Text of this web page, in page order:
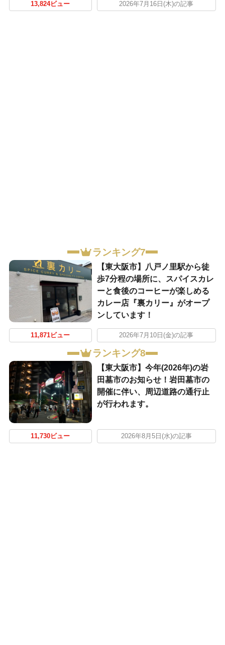
13,824ビュー 2026年7月16日(木)の記事
ランキング7
【東大阪市】八戸ノ里駅から徒
歩7分程の場所に、スパイスカレ
ーと食後のコーヒーが楽しめる
カレー店『裏カリー』がオープ
ンしています！
11,871ビュー 2026年7月10日(金)の記事
ランキング8
【東大阪市】今年(2026年)の岩
田墓市のお知らせ！岩田墓市の
開催に伴い、周辺道路の通行止
が行われます。
11,730ビュー 2026年8月5日(水)の記事